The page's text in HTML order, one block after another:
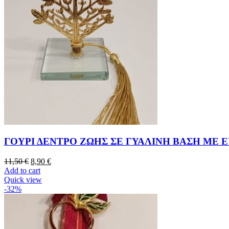
ΓΟΥΡΙ ΔΕΝΤΡΟ ΖΩΗΣ ΣΕ ΓΥΑΛΙΝΗ ΒΑΣΗ ΜΕ
11,50€ 8,90 €
Add to cart
Quick view
-32%